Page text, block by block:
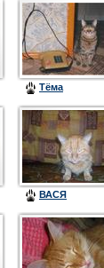
Тёма
ВАСЯ